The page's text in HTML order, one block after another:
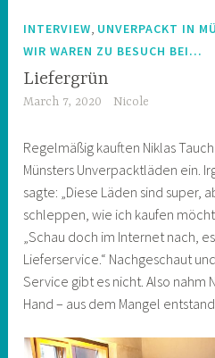
INTERVIEW UNVERPACKT IN
WIR WAREN ZU BESUCH BEI...
Liefergrün
March 7, 2020 Nicole
Regelmäßig kauften Niklas
Münsters Unverpacktläden ein.
sagte: „Diese Läden sind super,
schleppen, wie ich kaufen
„Schau doch im Internet nach,
Lieferservice.“ Nachgeschaut
Service gibt es nicht. Also nahm
Hand – aus dem Mangel